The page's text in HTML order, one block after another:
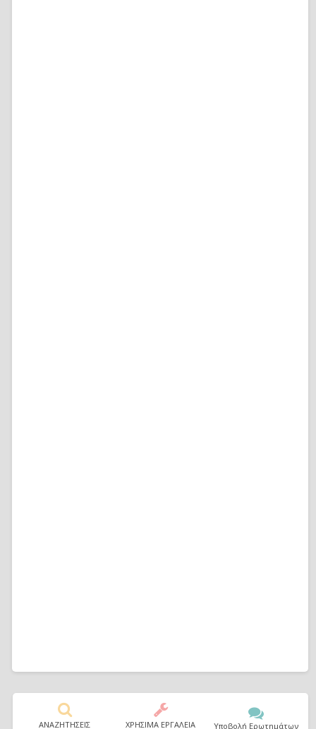
ΑΝΑΖΗΤΗΣΕΙΣ ΧΡΗΣΙΜΑ ΕΡΓΑΛΕΙΑ Υποβολή Ερωτημάτων